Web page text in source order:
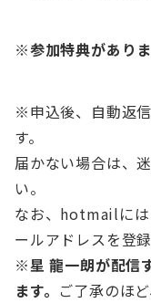
※参加特典がありま
※申込後、自動返
す。
届かない場合は、
い。
なお、hotmailには
ールアドレスを登
※星 龍一朗が配信
ます。 ご了承のほ